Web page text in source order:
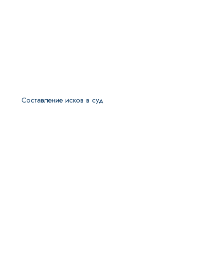
Составление исков в суд